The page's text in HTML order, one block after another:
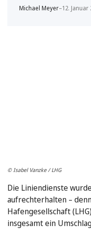
Michael Meyer–12. Januar
© Isabel Vanzke / LHG
Die Liniendienste
aufrechterhalten –
Hafengesellschaft
insgesamt ein